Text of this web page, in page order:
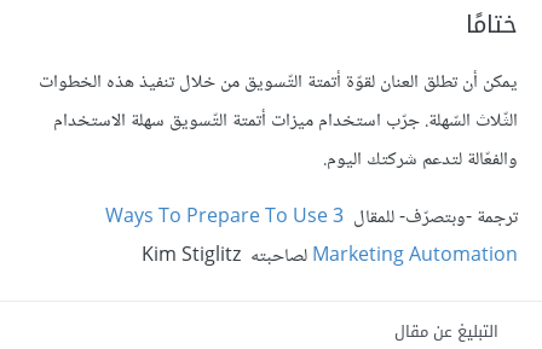
ختامًا
يمكن أن تطلق العنان لقوّة أتمتة التّسويق من خلال تنفيذ هذه الخطوات
الثّلاث السّهلة. جرّب استخدام ميزات أتمتة التّسويق سهلة الاستخدام
والفعّالة لتدعم شركتك اليوم.
ترجمة -وبتصرّف- للمقال
3 Ways To Prepare To Use
Marketing Automationلصاحبته Kim Stiglitz
التبليغ عن مقال